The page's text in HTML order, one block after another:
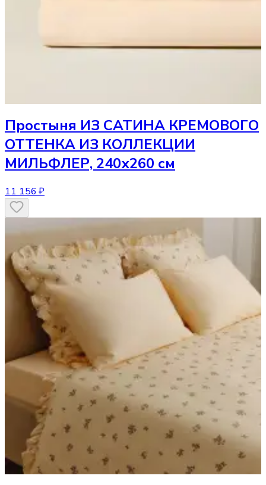
Простыня ИЗ САТИНА КРЕМОВОГО
ОТТЕНКА ИЗ КОЛЛЕКЦИИ
МИЛЬФЛЕР, 240х260 см
11 156 ₽